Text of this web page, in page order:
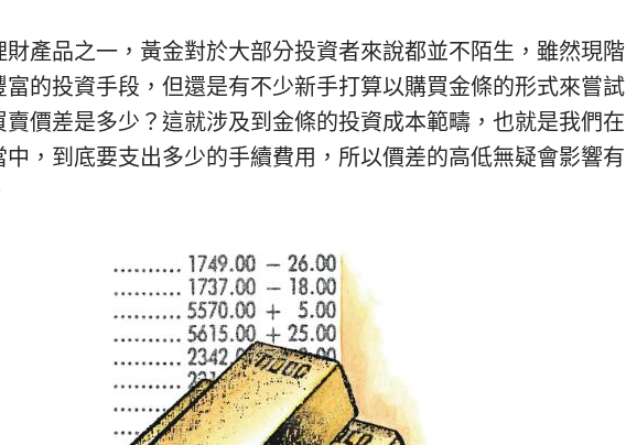
產品之一，黃金對於大部分投資者來說都並不陌生，雖然現階
的投資手段，但還是有不少新手打算以購買金條的形式來嘗試
價差是多少？這就涉及到金條的投資成本範疇，也就是我們在
，到底要支出多少的手續費用，所以價差的高低無疑會影響有